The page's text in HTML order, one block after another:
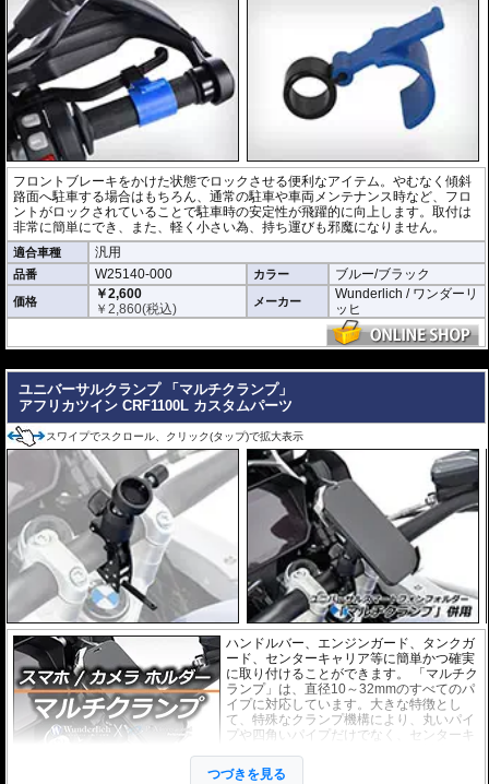
フロントブレーキをかけた状態でロックさせる便利なアイテム。やむなく傾斜
路面へ駐車する場合はもちろん、通常の駐車や車両メンテナンス時など、フロ
ントがロックされていることで駐車時の安定性が飛躍的に向上します。取付は
非常に簡単にでき、また、軽く小さい為、持ち運びも邪魔になりません。
適合車種 汎用
品番 W25140-000 カラー ブルー/ブラック
価格
￥2,600
￥2,860(税込) メーカー
Wunderlich / ワンダーリ
ッヒ
ユニバーサルクランプ 「マルチクランプ」
アフリカツイン CRF1100L カスタムパーツ
スワイプでスクロール、クリック(タップ)で拡大表示
ハンドルバー、エンジンガード、タンクガ
ード、センターキャリア等に簡単かつ確実
に取り付けることができます。 「マルチク
ランプ」は、直径10～32mmのすべてのパ
イプに対応しています。大きな特徴とし
て、特殊なクランプ機構により、丸いパイ
プや四角いパイプだけでなく、センターキ
いることです。
つづきを見る